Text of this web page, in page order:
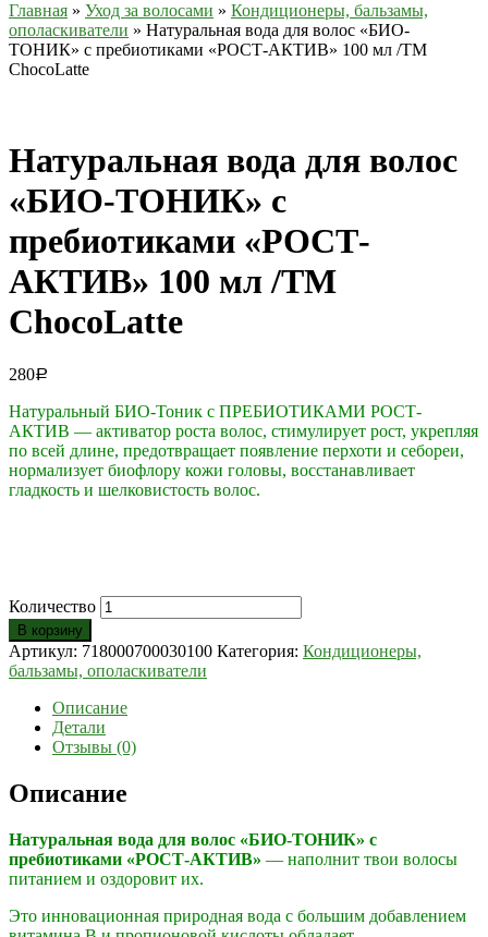
Главная » Уход за волосами » Кондиционеры, бальзамы,
ополаскиватели » Натуральная вода для волос «БИО-
ТОНИК» с пребиотиками «РОСТ-АКТИВ» 100 мл /ТM
ChocoLatte
Натуральная вода для волос
«БИО-ТОНИК» с
пребиотиками «РОСТ-
АКТИВ» 100 мл /ТM
ChocoLatte
280Р
Натуральный БИО-Тоник с ПРЕБИОТИКАМИ РОСТ-
АКТИВ — активатор роста волос, стимулирует рост, укрепляя
по всей длине, предотвращает появление перхоти и себореи,
нормализует биофлору кожи головы, восстанавливает
гладкость и шелковистость волос.
Количество
В корзину
Артикул: 718000700030100 Категория: Кондиционеры,
бальзамы, ополаскиватели
Описание
Детали
Отзывы (0)
Описание
Натуральная вода для волос «БИО-ТОНИК» с
пребиотиками «РОСТ-АКТИВ» — наполнит твои волосы
питанием и оздоровит их.
Это инновационная природная вода с большим добавлением